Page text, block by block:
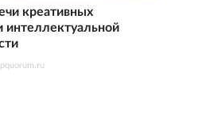
креативных
интеллектуальной